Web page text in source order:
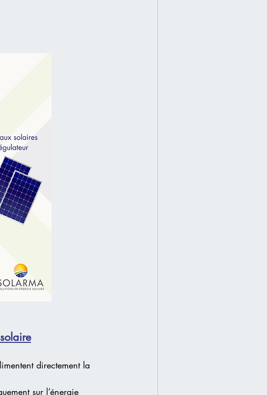
directement la
sur l’énergie